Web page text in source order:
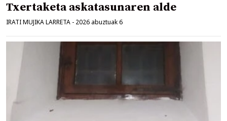
Txertaketa askatasunaren alde
IRATI MUJIKA LARRETA - 2026 abuztuak 6